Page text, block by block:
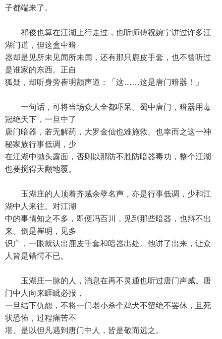
子都端来了。
祁俊也算在江湖上行走过，也听师傅祝婉宁讲过许多江
湖门道，但这盒中暗
器却是见所未见闻所未闻，还有那只鹿皮手套，也不曾听过
是谁家的东西。正自
狐疑，却听身旁崔明颤声道：「这……这是唐门暗器！」
一句话，可将当场众人全都吓呆。蜀中唐门，暗器用毒
冠绝天下，一旦中了
唐门暗器，若无解药，大罗金仙也难施救。也幸而之这一神
秘家族行事低调，少
在江湖中抛头露面，否则以那防不胜防暗器毒功，整个江湖
也要搅得天翻地覆。
玉湖庄的人顶着齐贼余孽名声，亦是行事低调，少和江
湖中人来往。对江湖
中的事情知之不多，即便冯百川，见到那些暗器，也辩不出
来。倒是崔明，见多
识广，一眼就认出鹿皮手套和暗器出处。他讲了出来，让众
人皆是错愕不已。
玉湖庄一脉的人，消息在再不灵通也听过唐门声威。唐
门中人向来睚眦必报，
一旦结下仇怨，不将一门老小杀个鸡犬不留绝不罢休，且死
状恐怖，过程痛苦不
堪。是以但凡遇到唐门中人，皆是敬而远之。